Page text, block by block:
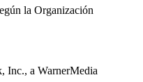
la Organización
a WarnerMedia